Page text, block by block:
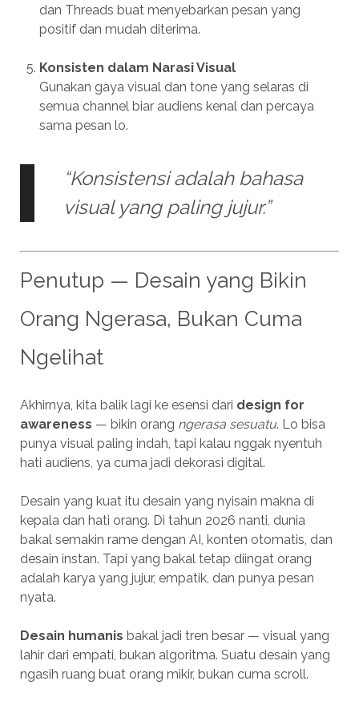
dan Threads buat menyebarkan pesan yang
positif dan mudah diterima.
Konsisten dalam Narasi Visual
Gunakan gaya visual dan tone yang selaras di
semua channel biar audiens kenal dan percaya
sama pesan lo.
“Konsistensi adalah bahasa
visual yang paling jujur.”
Penutup — Desain yang Bikin
Orang Ngerasa, Bukan Cuma
Ngelihat
Akhirnya, kita balik lagi ke esensi dari design for
awareness — bikin orang ngerasa sesuatu. Lo bisa
punya visual paling indah, tapi kalau nggak nyentuh
hati audiens, ya cuma jadi dekorasi digital.
Desain yang kuat itu desain yang nyisain makna di
kepala dan hati orang. Di tahun 2026 nanti, dunia
bakal semakin rame dengan AI, konten otomatis, dan
desain instan. Tapi yang bakal tetap diingat orang
adalah karya yang jujur, empatik, dan punya pesan
nyata.
Desain humanis bakal jadi tren besar — visual yang
lahir dari empati, bukan algoritma. Suatu desain yang
ngasih ruang buat orang mikir, bukan cuma scroll.